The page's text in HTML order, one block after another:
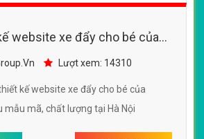
website xe đẩy cho bé của
nhanh hiệu quả
Lượt xem: 14310
kế website xe đẩy cho bé của
mẫu mã, chất lượng tại Hà Nội